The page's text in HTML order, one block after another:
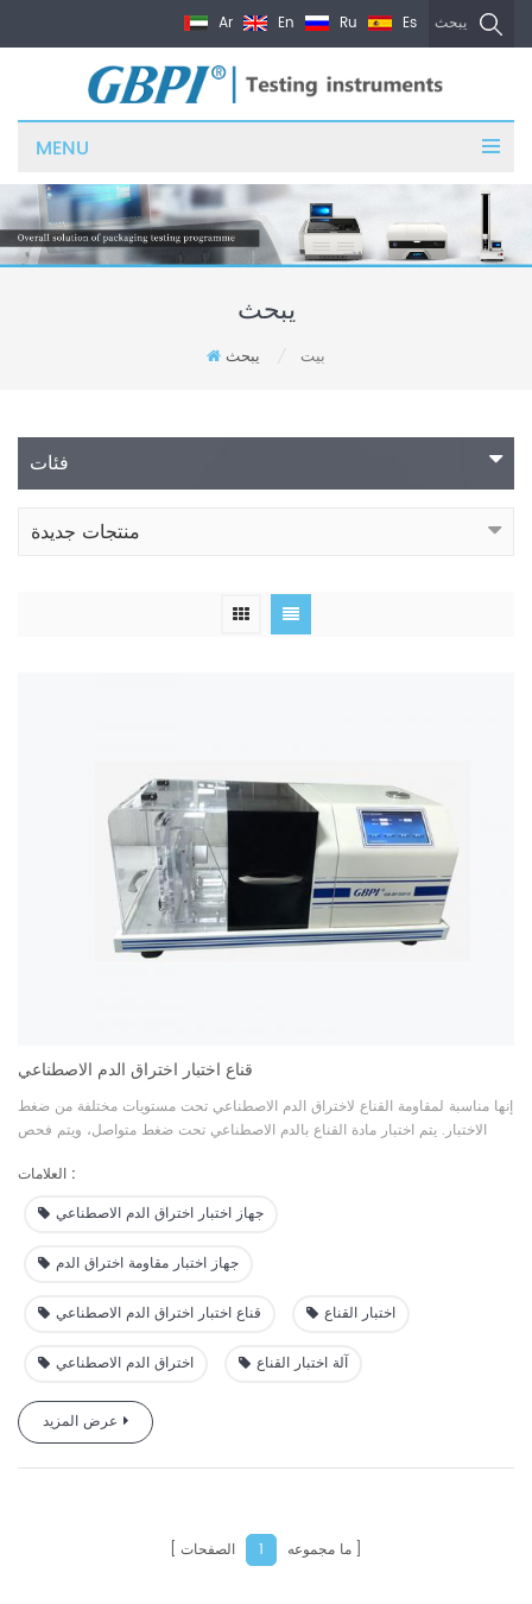
يبحث Ar En Ru Es
MENU
يبحث
بيت يبحث
فئات
منتجات جديدة
قناع اختبار اختراق الدم الاصطناعي
إنها مناسبة لمقاومة القناع لاختراق الدم الاصطناعي تحت مستويات مختلفة من ضغط
الاختبار. يتم اختبار مادة القناع بالدم الاصطناعي تحت ضغط متواصل، ويتم فحص
العلامات :
جهاز اختبار اختراق الدم الاصطناعي
جهاز اختبار مقاومة اختراق الدم
قناع اختبار اختراق الدم الاصطناعي اختبار القناع
اختراق الدم الاصطناعي آلة اختبار القناع
عرض المزيد
ما مجموعه 1 الصفحات